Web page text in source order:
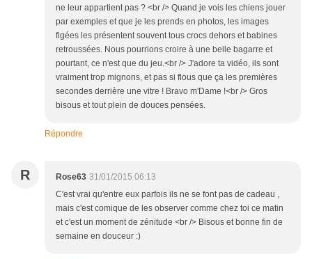
ne leur appartient pas ? <br /> Quand je vois les chiens jouer
par exemples et que je les prends en photos, les images
figées les présentent souvent tous crocs dehors et babines
retroussées. Nous pourrions croire à une belle bagarre et
pourtant, ce n'est que du jeu.<br /> J'adore ta vidéo, ils sont
vraiment trop mignons, et pas si flous que ça les premières
secondes derrière une vitre ! Bravo m'Dame !<br /> Gros
bisous et tout plein de douces pensées.
Répondre
R Rose63 31/01/2015 06:13
C'est vrai qu'entre eux parfois ils ne se font pas de cadeau ,
mais c'est comique de les observer comme chez toi ce matin
et c'est un moment de zénitude <br /> Bisous et bonne fin de
semaine en douceur :)